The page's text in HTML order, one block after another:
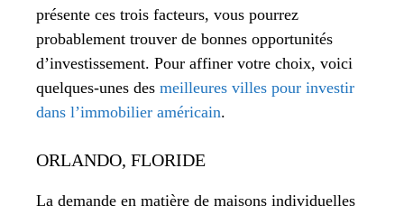
présente ces trois facteurs, vous pourrez
probablement trouver de bonnes opportunités
d’investissement. Pour affiner votre choix, voici
quelques-unes des meilleures villes pour investir
dans l’immobilier américain.
ORLANDO, FLORIDE
La demande en matière de maisons individuelles